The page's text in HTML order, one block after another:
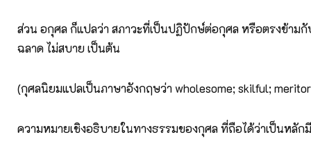
ส่วน อกุศล ก็แปลว่า สภาวะที่เป็นปฏิปักษ์ต่อกุศล หรือตรงข้ามกั
ฉลาด ไม่สบาย เป็นต้น
(กุศลนิยมแปลเป็นภาษาอังกฤษว่า wholesome; skilful;
ความหมายเชิงอธิบายในทางธรรมของกุศล ที่ถือได้ว่าเป็นหลัก